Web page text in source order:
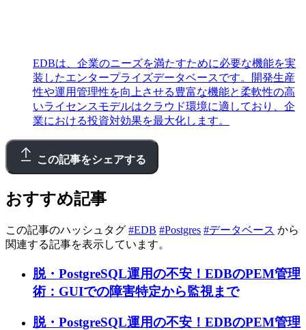
EDBは、企業のニーズを満たすために必要な機能を実
装したエンタープライズデータベースです。開発生産
性や運用管理性を向上させる豊富な機能と柔軟性の高
いライセンスモデルはクラウド環境に適しており、企
業における投資対効果を最大化します。
この記事をシェアする
おすすめ記事
この記事のハッシュタグ #EDB #Postgres #データベース から
関連する記事を表示しています。
脱・PostgreSQL運用の不安！EDBのPEM管理
術：GUIでの障害特定から監視まで
脱・PostgreSQL運用の不安！EDBのPEM管理